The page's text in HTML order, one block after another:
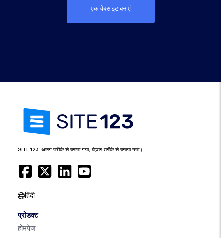
एक वेबसाइट बनाएं
SITE123: अलग तरीके से बनाया गया, बेहतर तरीके से बनाया गया।
हिंदी
प्रोडक्ट
होमपेज